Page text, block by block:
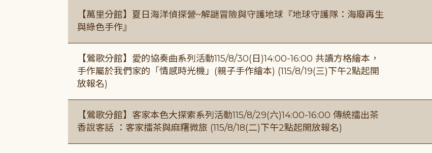
【萬里分館】夏日海洋偵探營~解謎冒險與守護地球『地球守護隊：海廢再生
與綠色手作』
【鶯歌分館】愛的協奏曲系列活動115/8/30(日)14:00-16:00 共讀方格繪本，
手作屬於我們家的「情感時光機」(親子手作繪本) (115/8/19(三)下午2點起開
放報名)
【鶯歌分館】客家本色大探索系列活動115/8/29(六)14:00-16:00 傳統擂出茶
香說客話 ：客家擂茶與麻糬微旅 (115/8/18(二)下午2點起開放報名)